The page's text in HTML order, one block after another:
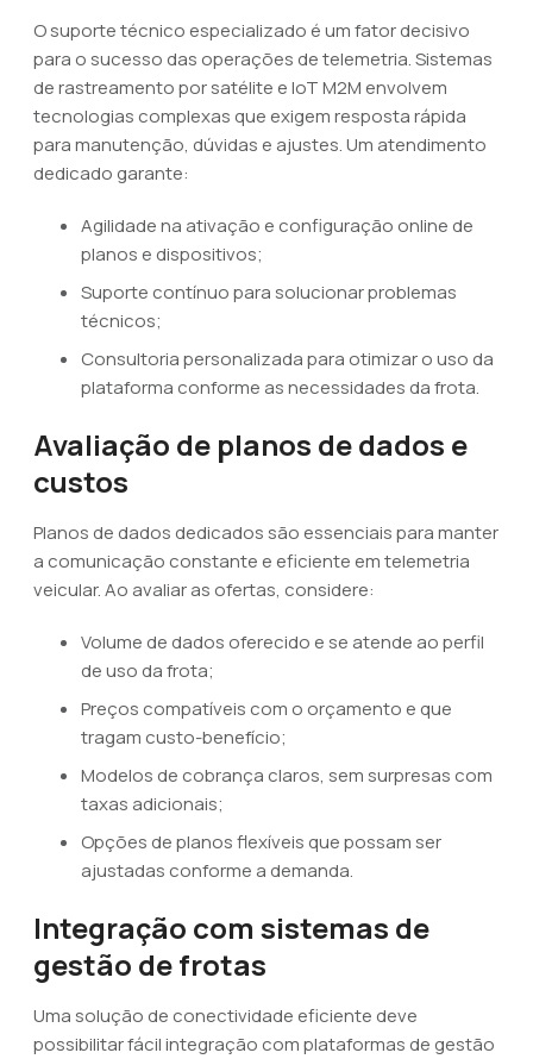
O suporte técnico especializado é um fator decisivo
para o sucesso das operações de telemetria. Sistemas
de rastreamento por satélite e IoT M2M envolvem
tecnologias complexas que exigem resposta rápida
para manutenção, dúvidas e ajustes. Um atendimento
dedicado garante:
Agilidade na ativação e configuração online de
planos e dispositivos;
Suporte contínuo para solucionar problemas
técnicos;
Consultoria personalizada para otimizar o uso da
plataforma conforme as necessidades da frota.
Avaliação de planos de dados e
custos
Planos de dados dedicados são essenciais para manter
a comunicação constante e eficiente em telemetria
veicular. Ao avaliar as ofertas, considere:
Volume de dados oferecido e se atende ao perfil
de uso da frota;
Preços compatíveis com o orçamento e que
tragam custo-benefício;
Modelos de cobrança claros, sem surpresas com
taxas adicionais;
Opções de planos flexíveis que possam ser
ajustadas conforme a demanda.
Integração com sistemas de
gestão de frotas
Uma solução de conectividade eficiente deve
possibilitar fácil integração com plataformas de gestão